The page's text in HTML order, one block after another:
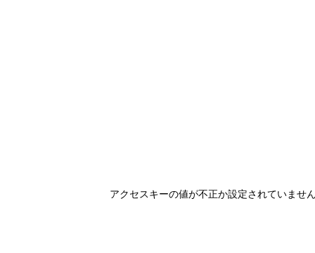
アクセスキーの値が不正か設定されていませ